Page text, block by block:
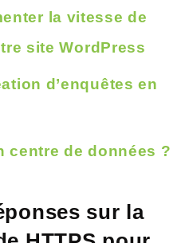
la vitesse de
site WordPress
d’enquêtes en
centre de données ?
sur la